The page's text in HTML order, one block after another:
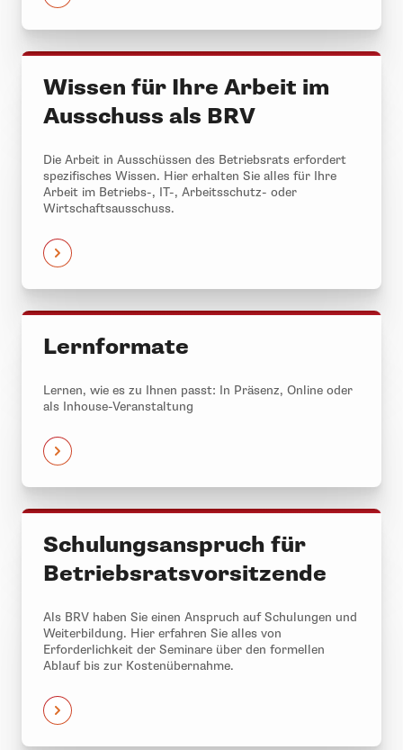
Wissen für Ihre Arbeit im
Ausschuss als BRV
Die Arbeit in Ausschüssen des Betriebsrats erfordert
spezifisches Wissen. Hier erhalten Sie alles für Ihre
Arbeit im Betriebs-, IT-, Arbeitsschutz- oder
Wirtschaftsausschuss.
Lernformate
Lernen, wie es zu Ihnen passt: In Präsenz, Online oder
als Inhouse-Veranstaltung
Schulungsanspruch für
Betriebsratsvorsitzende
Als BRV haben Sie einen Anspruch auf Schulungen und
Weiterbildung. Hier erfahren Sie alles von
Erforderlichkeit der Seminare über den formellen
Ablauf bis zur Kostenübernahme.